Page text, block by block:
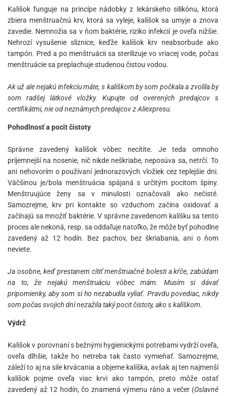
Kalíšok funguje na princípe nádobky z lekárskeho silikónu, ktorá
zbiera menštruačnú krv, ktorá sa vyleje, kalíšok sa umyje a znova
zavedie. Nemnožia sa v ňom baktérie, riziko infekcií je oveľa nižšie.
Nehrozí vysušenie sliznice, keďže kalíšok krv neabsorbude ako
tampón. Pred a po menštruácii sa sterilizuje vo vriacej vode, počas
menštruácie sa preplachuje studenou čistou vodou.
Ak už ale nejakú infekciu máte, s kalíškom by som počkala a zvolila by
som radšej látkové vložky. Kupujte od overených predajcov s
certifikátmi, nie od neznámych predajcov z Aliexpresu.
Pohodlnosť a pocit čistoty
Správne zavedený kalíšok vôbec necítite. Je teda omnoho
príjemnejší na nosenie, nič nikde neškriabe, neposúva sa, netrčí. To
ani nehovorím o používaní jednorazových vložiek cez teplejšie dni.
Väčšinou je/bola menštruácia spájaná s určitým pocitom špiny.
Menštruujúce ženy sa v minulosti označovali ako nečisté.
Samozrejme, krv pri kontakte so vzduchom začína oxidovať a
začínajú sa množiť baktérie. V správne zavedenom kalíšku sa tento
proces ale nekoná, resp. sa oddaľuje natoľko, že môže byť pohodlne
zavedený až 12 hodín. Bez pachov, bez škriabania, ani o ňom
neviete.
Ja osobne, keď prestanem cítiť menštruačné bolesti a kŕče, zabúdam
na to, že nejakú menštruáciu vôbec mám. Musím si dávať
pripomienky, aby som si ho nezabudla vyliať. Pravdu povediac, nikdy
som počas svojich dní nezažila taký pocit čistoty, ako s kalíškom.
Výdrž
Kalíšok v porovnaní s bežnými hygienickými potrebami vydrží oveľa,
oveľa dlhšie, takže ho netreba tak často vymieňať. Samozrejme,
záleží to aj na sile krvácania a objeme kalíška, avšak aj ten najmenší
kalíšok pojme oveľa viac krvi ako tampón, preto môže ostať
zavedený až 12 hodín, čo znamená výmenu ráno a večer (Oslavné